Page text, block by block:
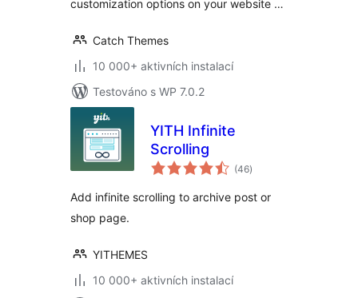
customization options on your website …
Catch Themes
10 000+ aktivních instalací
Testováno s WP 7.0.2
YITH Infinite
Scrolling
(46celkové
hodnocení
)
Add infinite scrolling to archive post or
shop page.
YITHEMES
10 000+ aktivních instalací